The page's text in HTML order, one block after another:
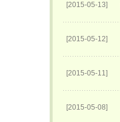
[2015-05-13]
[2015-05-12]
[2015-05-11]
[2015-05-08]